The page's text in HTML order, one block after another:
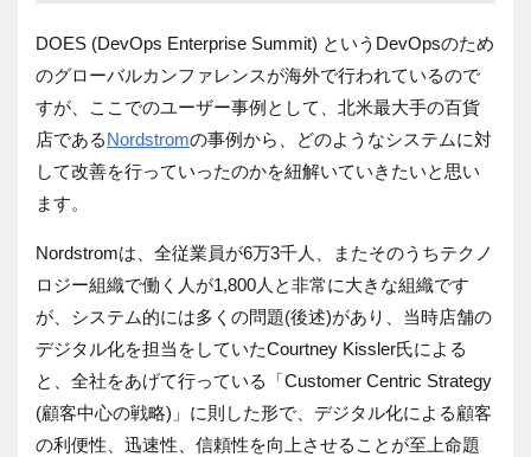
DOES (DevOps Enterprise Summit) というDevOpsのため
のグローバルカンファレンスが海外で行われているので
すが、ここでのユーザー事例として、北米最大手の百貨
店であるNordstromの事例から、どのようなシステムに対
して改善を行っていったのかを紐解いていきたいと思い
ます。
Nordstromは、全従業員が6万3千人、またそのうちテクノ
ロジー組織で働く人が1,800人と非常に大きな組織です
が、システム的には多くの問題(後述)があり、当時店舗の
デジタル化を担当をしていたCourtney Kissler氏による
と、全社をあげて行っている「Customer Centric Strategy
(顧客中心の戦略)」に則した形で、デジタル化による顧客
の利便性、迅速性、信頼性を向上させることが至上命題